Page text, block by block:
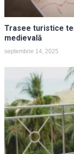
Trasee turistice
medievală
septembrie 14, 2025